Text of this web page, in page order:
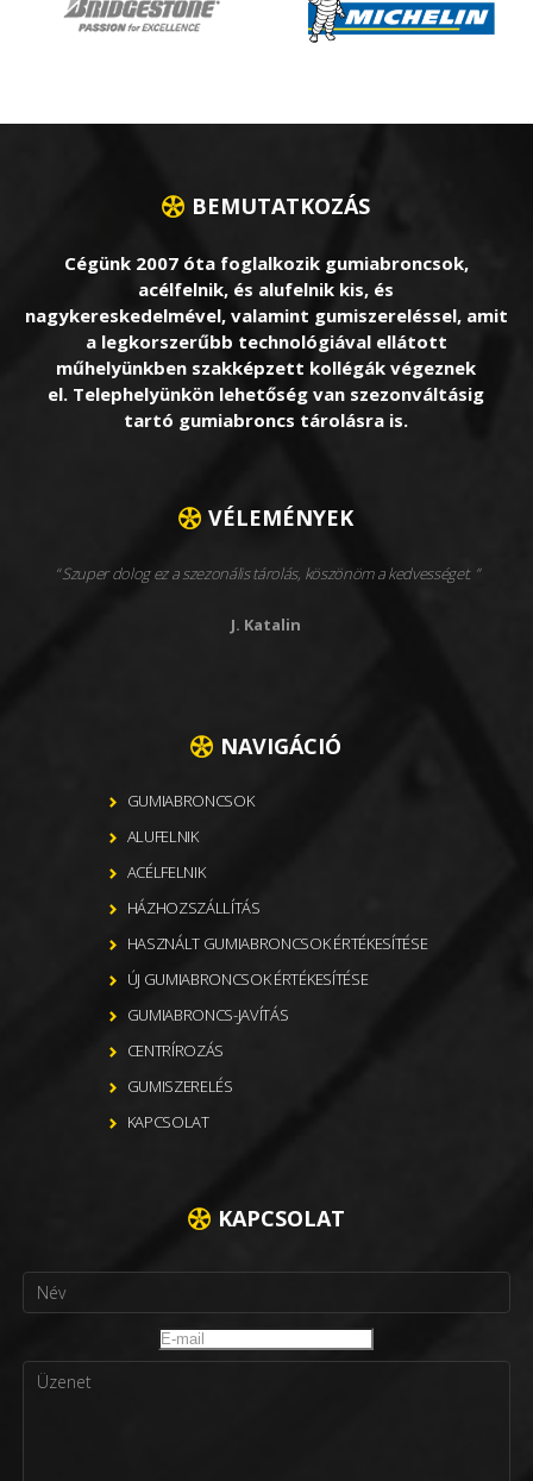
BEMUTATKOZÁS
Cégünk 2007 óta foglalkozik gumiabroncsok,
acélfelnik, és alufelnik kis, és
nagykereskedelmével, valamint gumiszereléssel, amit
a legkorszerűbb technológiával ellátott
műhelyünkben szakképzett kollégák végeznek
el. Telephelyünkön lehetőség van szezonváltásig
tartó gumiabroncs tárolásra is.
VÉLEMÉNYEK
Szuper dolog ez a szezonális tárolás, köszönöm a kedvességet.
J. Katalin
NAVIGÁCIÓ
GUMIABRONCSOK
ALUFELNIK
ACÉLFELNIK
HÁZHOZSZÁLLÍTÁS
HASZNÁLT GUMIABRONCSOK ÉRTÉKESÍTÉSE
ÚJ GUMIABRONCSOK ÉRTÉKESÍTÉSE
GUMIABRONCS-JAVÍTÁS
CENTRÍROZÁS
GUMISZERELÉS
KAPCSOLAT
KAPCSOLAT